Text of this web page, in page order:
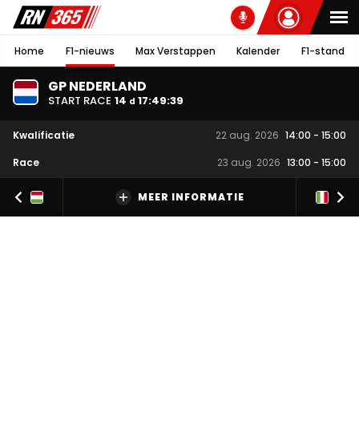
Home F1-nieuws Max Verstappen Kalender F1-stand
GP NEDERLAND
START RACE 14 d 17:49:38
Kwalificatie 22 aug. 2026 14:00 - 15:00
Race
23 aug. 2026 13:00 - 15:00
MEER INFORMATIE